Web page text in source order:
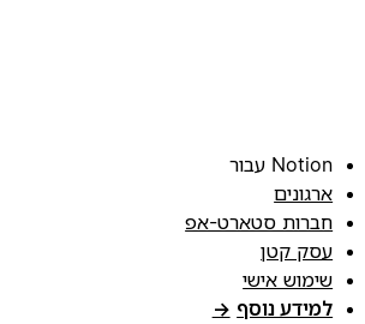
Notion עבור
ארגונים
חברות סטארט-אפ
עסק קטן
שימוש אישי
למידע נוסף →